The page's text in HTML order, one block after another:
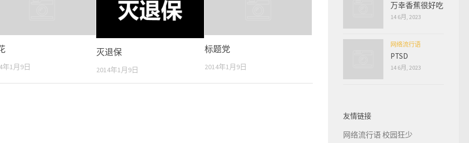
年1月9日
灭退保
2014年1月9日
标题党
2014年1月9日
万幸香蕉很好吃
14 6月, 2023
网络流行语
PTSD
14 6月, 2023
友情链接
网络流行语校园狂少